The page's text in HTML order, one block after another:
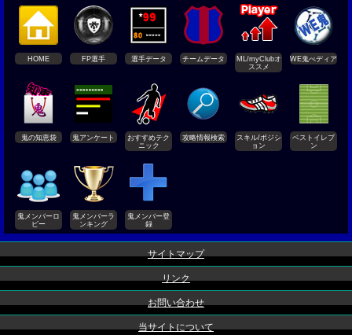
HOME FP選手 選手データ チームデータ
ML/myClubオ
ススメ
WE鬼ぺディア
鬼の知恵袋 鬼アンケート
おすすめテク
ニック
攻略情報検索
スキル/ポジシ
ョン
ベストイレブ
ン
鬼メンバーロ
ビー
鬼メンバーラ
ンキング
鬼メンバー登
録
サイトマップ
リンク
お問い合わせ
当サイトについて